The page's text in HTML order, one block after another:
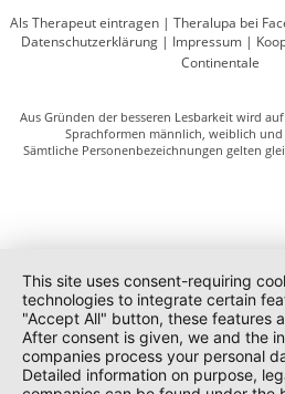
Als Therapeut eintragen | Theralupa bei
Datenschutzerklärung| Impressum|
Continentale
Aus Gründen der besseren Lesbarkeit wird
Sprachformen männlich, weiblich
Sämtliche Personenbezeichnungen gelten
This site uses consent-requiring
technologies to integrate certain
"Accept All" button, these features
After consent is given, we and the
companies process your personal
Detailed information on purpose,